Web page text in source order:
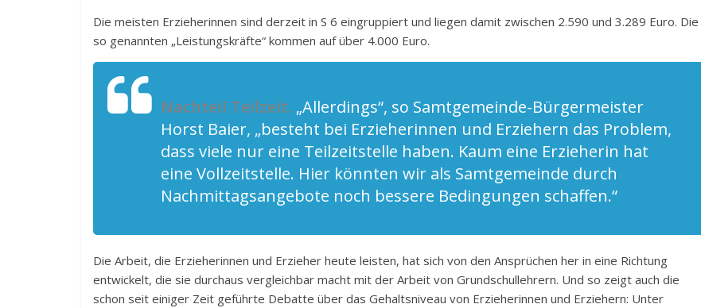
Die meisten Erzieherinnen sind derzeit in S 6 eingruppiert und liegen damit zwischen 2.590 und 3.289 Euro. Die
so genannten „Leistungskräfte“ kommen auf über 4.000 Euro.
Nachteil Teilzeit. „Allerdings“, so Samtgemeinde-Bürgermeister
Horst Baier, „besteht bei Erzieherinnen und Erziehern das Problem,
dass viele nur eine Teilzeitstelle haben. Kaum eine Erzieherin hat
eine Vollzeitstelle. Hier könnten wir als Samtgemeinde durch
Nachmittagsangebote noch bessere Bedingungen schaffen.“
Die Arbeit, die Erzieherinnen und Erzieher heute leisten, hat sich von den Ansprüchen her in eine Richtung
entwickelt, die sie durchaus vergleichbar macht mit der Arbeit von Grundschullehrern. Und so zeigt auch die
schon seit einiger Zeit geführte Debatte über das Gehaltsniveau von Erzieherinnen und Erziehern: Unter